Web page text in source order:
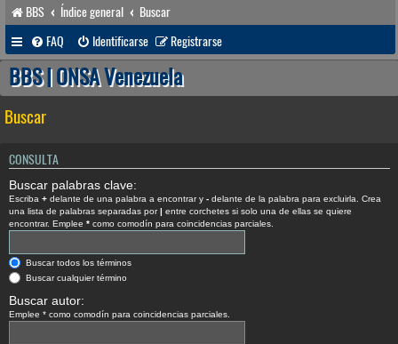
BBS Índice general
Buscar
FAQ
Identificarse Registrarse
BBS | ONSA Venezuela
Buscar
CONSULTA
Buscar palabras clave:
Escriba + delante de una palabra a encontrar y - delante de la palabra para excluirla. Crea
una lista de palabras separadas por| entre corchetes si solo una de ellas se quiere
encontrar. Emplee * como comodín para coincidencias parciales.
Buscar todos los términos
Buscar cualquier término
Buscar autor:
Emplee * como comodín para coincidencias parciales.